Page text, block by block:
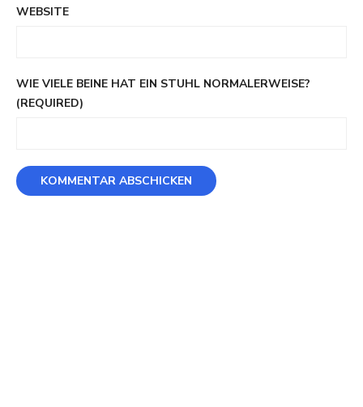
WEBSITE
WIE VIELE BEINE HAT EIN STUHL NORMALERWEISE?
(REQUIRED)